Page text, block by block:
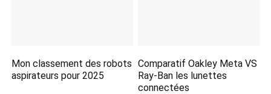
Mon classement des robots
aspirateurs pour 2025
Comparatif Oakley Meta VS
Ray-Ban les lunettes
connectées